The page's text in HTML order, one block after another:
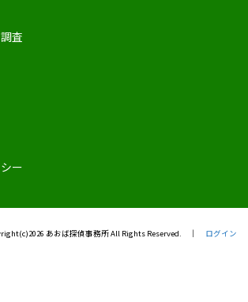
査
ー
あおば探偵事務所 All Rights Reserved. │ ログイン